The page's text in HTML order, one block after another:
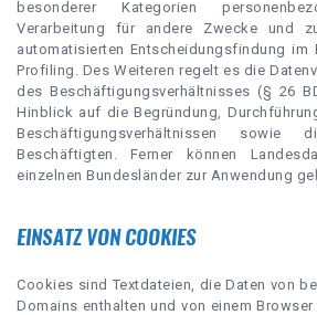
besonderer Kategorien
Verarbeitung für andere Zwecke und
automatisierten Entscheidungsfindung im
Profiling. Des Weiteren regelt es die
des Beschäftigungsverhältnisses (§ 26
Hinblick auf die Begründung,
Beschäftigungsverhältnissen sowie
Beschäftigten. Ferner können
einzelnen Bundesländer zur Anwendung
EINSATZ VON COOKIES
Cookies sind Textdateien, die Daten von
Domains enthalten und von einem